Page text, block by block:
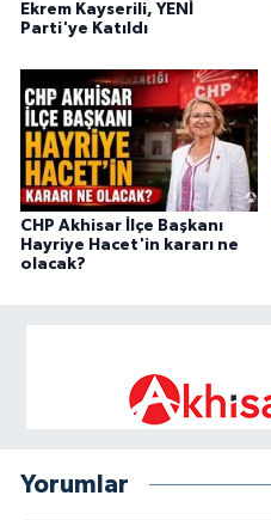
Ekrem Kayserili, YENİ
Parti'ye Katıldı
CHP Akhisar İlçe Başkanı
Hayriye Hacet'in kararı ne
olacak?
Yorumlar